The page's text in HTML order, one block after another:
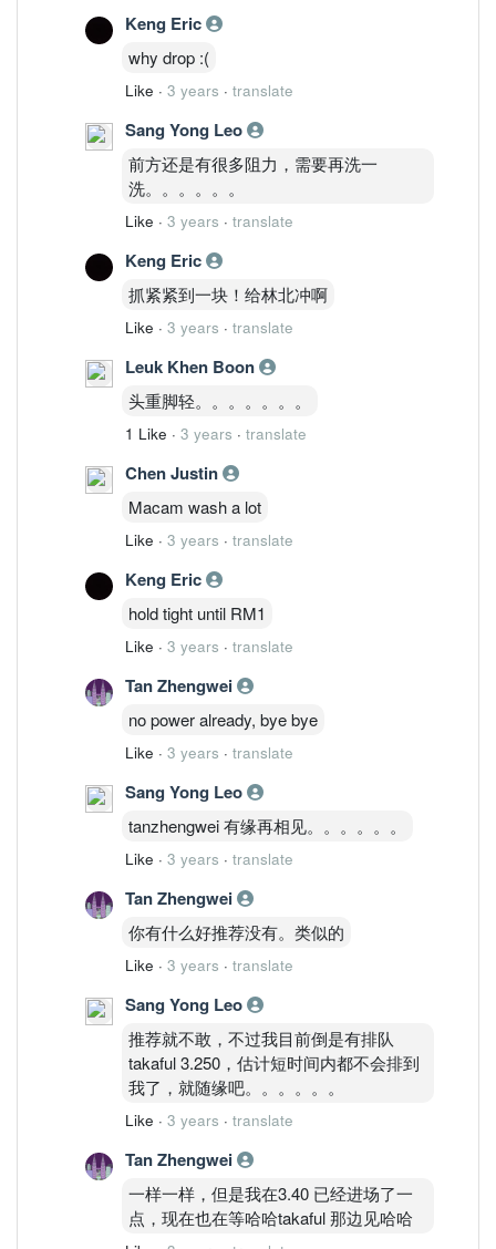
Keng Eric
why drop :(
Like · 3 years · translate
Sang Yong Leo
前方还是有很多阻力，需要再洗一
洗。。。。。。
Like · 3 years · translate
Keng Eric
抓紧紧到一块！给林北冲啊
Like · 3 years · translate
Leuk Khen Boon
头重脚轻。。。。。。。
1 Like · 3 years · translate
Chen Justin
Macam wash a lot
Like · 3 years · translate
Keng Eric
hold tight until RM1
Like · 3 years · translate
Tan Zhengwei
no power already, bye bye
Like · 3 years · translate
Sang Yong Leo
tanzhengwei 有缘再相见。。。。。。
Like · 3 years · translate
Tan Zhengwei
你有什么好推荐没有。类似的
Like · 3 years · translate
Sang Yong Leo
推荐就不敢，不过我目前倒是有排队
takaful 3.250，估计短时间内都不会排到
我了，就随缘吧。。。。。。
Like · 3 years · translate
Tan Zhengwei
一样一样，但是我在3.40 已经进场了一
点，现在也在等哈哈takaful 那边见哈哈